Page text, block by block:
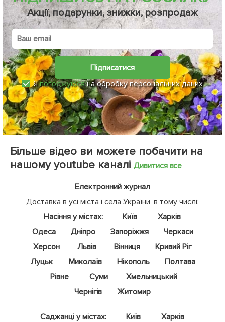
Акції, подарунки, знижки, розпродаж
Підписатися
Япогоджуюсяна обробку персональних даних
Більше відео ви можете побачити на
нашому youtube каналі Дивитися все
Електронний журнал
Доставка в усі міста і села України, в тому числі:
Насіння у містах:
Київ
Харків
Одеса
Дніпро Запоріжжя
Черкаси
Херсон
Львів Вінниця
Кривий Ріг
Луцьк
Миколаїв Нікополь
Полтава
Рівне
Суми
Хмельницький
Чернігів
Житомир
Саджанці у містах: Київ
Харків